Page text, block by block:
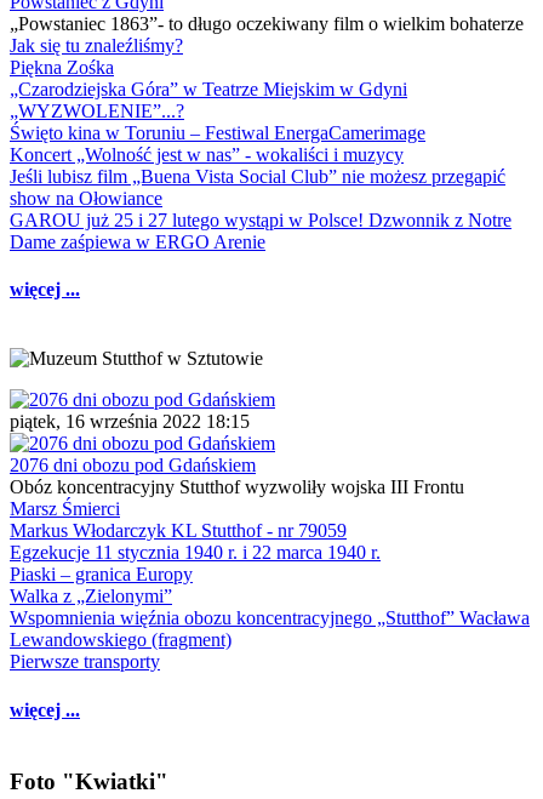
„Powstaniec 1863”- to długo oczekiwany film o wielkim bohaterze
Jak się tu znaleźliśmy?
Piękna Zośka
„Czarodziejska Góra” w Teatrze Miejskim w Gdyni
„WYZWOLENIE”...?
Święto kina w Toruniu – Festiwal EnergaCamerimage
Koncert „Wolność jest w nas” - wokaliści i muzycy
Jeśli lubisz film „Buena Vista Social Club” nie możesz przegapić
show na Ołowiance
GAROU już 25 i 27 lutego wystąpi w Polsce! Dzwonnik z Notre
Dame zaśpiewa w ERGO Arenie
więcej ...
piątek, 16 września 2022 18:15
2076 dni obozu pod Gdańskiem
Obóz koncentracyjny Stutthof wyzwoliły wojska III Frontu
Marsz Śmierci
Markus Włodarczyk KL Stutthof - nr 79059
Egzekucje 11 stycznia 1940 r. i 22 marca 1940 r.
Piaski – granica Europy
Walka z „Zielonymi”
Wspomnienia więźnia obozu koncentracyjnego „Stutthof” Wacława
Lewandowskiego (fragment)
Pierwsze transporty
więcej ...
Foto "Kwiatki"